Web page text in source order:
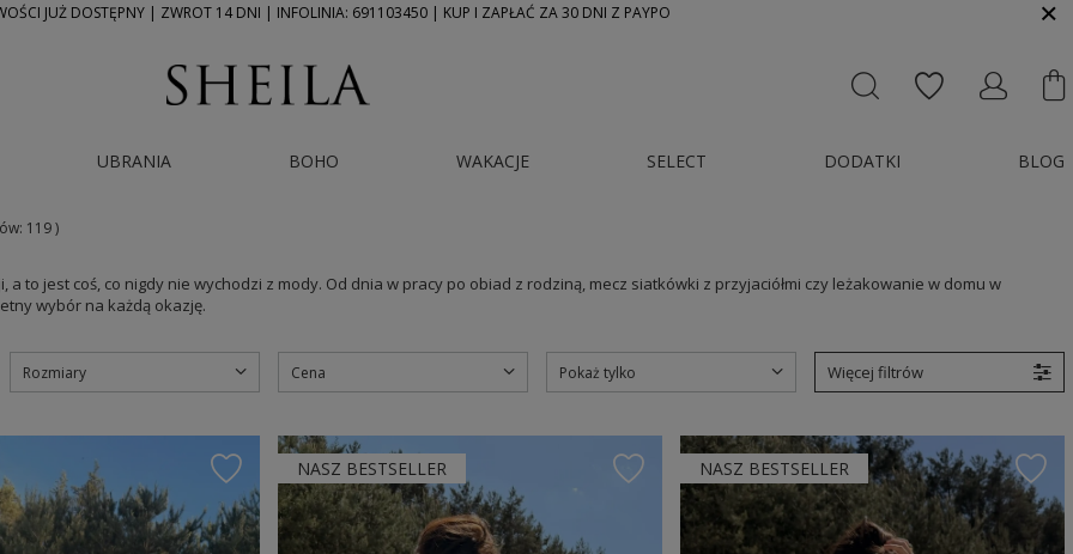
JUŻ DOSTĘPNY | ZWROT 14 DNI | INFOLINIA: 691103450 | KUP I ZAPŁAĆ ZA 30 DNI Z PAYPO
UBRANIA BOHO WAKACJE SELECT DODATKI BLOG
119)
to jest coś, co nigdy nie wychodzi z mody. Od dnia w pracy po obiad z rodziną, mecz siatkówki z przyjaciółmi czy leżakowanie w domu w
wybór na każdą okazję.
Rozmiary Cena Pokaż tylko Więcej filtrów
NASZ BESTSELLER NASZ BESTSELLER